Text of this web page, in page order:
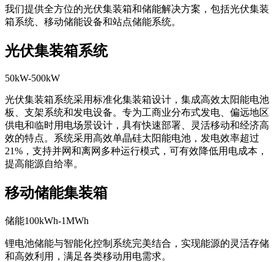
我们提供全方位的光伏集装箱和储能解决方案，包括光伏集装
箱系统、移动储能设备和站点储能系统。
光伏集装箱系统
50kW-500kW
光伏集装箱系统采用标准化集装箱设计，集成高效太阳能电池
板、支架系统和发电设备。专为工商业分布式发电、偏远地区
供电和临时用电场景设计，具有快速部署、灵活移动和经济高
效的特点。系统采用高效单晶硅太阳能电池，发电效率超过
21%，支持并网和离网多种运行模式，可有效降低用电成本，
提高能源自给率。
移动储能集装箱
储能100kWh-1MWh
锂电池储能与智能化控制系统完美结合，实现能源的灵活存储
和高效利用，满足各类移动用电需求。